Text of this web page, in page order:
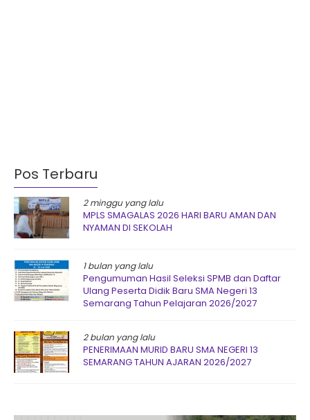
Pos Terbaru
2 minggu yang lalu
MPLS SMAGALAS 2026 HARI BARU AMAN DAN
NYAMAN DI SEKOLAH
1 bulan yang lalu
Pengumuman Hasil Seleksi SPMB dan Daftar
Ulang Peserta Didik Baru SMA Negeri 13
Semarang Tahun Pelajaran 2026/2027
2 bulan yang lalu
PENERIMAAN MURID BARU SMA NEGERI 13
SEMARANG TAHUN AJARAN 2026/2027